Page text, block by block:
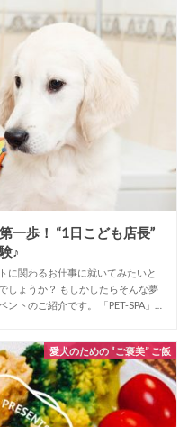
一歩！ “1日こども店長”
♪
に関わるお仕事に就いてみたいと
しょうか？ もしかしたらそんな夢
トのご紹介です。 「PET-SPA」…
愛犬のための “ご褒美” ご飯